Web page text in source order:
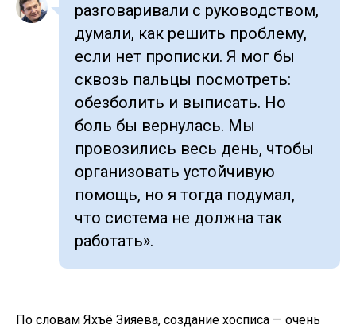
разговаривали с руководством,
думали, как решить проблему,
если нет прописки. Я мог бы
сквозь пальцы посмотреть:
обезболить и выписать. Но
боль бы вернулась. Мы
провозились весь день, чтобы
организовать устойчивую
помощь, но я тогда подумал,
что система не должна так
работать».
По словам Яхъё Зияева, создание хосписа — очень